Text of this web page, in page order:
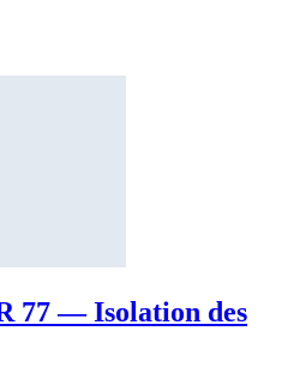
77 — Isolation des